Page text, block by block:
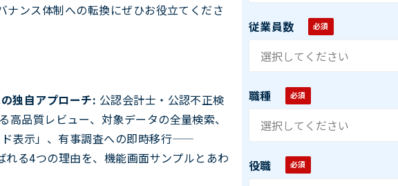
ナンス体制への転換にぜひお役立てくださ
独自アプローチ: 公認会計士・公認不正検
高品質レビュー、対象データの全量検索、
表示」、有事調査への即時移行——
る4つの理由を、機能画面サンプルとあわ
従業員数
職種
役職